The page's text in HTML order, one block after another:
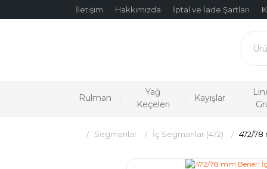
İletişim Hakkımızda İptal ve İade Şartları
Rulman
Yağ
Keçeleri
Kayışlar
Segmanlar İç Segmanlar (472) 472/78